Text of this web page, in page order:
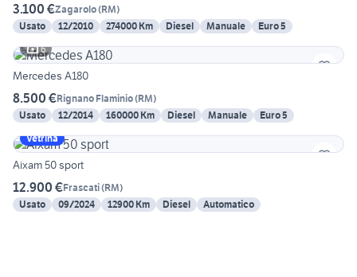
3.100 €Zagarolo(RM)
Usato
12/2010 274000 Km Diesel Manuale
Euro 5
6
Mercedes A180
8.500 €Rignano Flaminio(RM)
Usato
12/2014 160000 Km Diesel Manuale
Euro 5
Vetrina
Aixam 50 sport
12.900 €Frascati(RM)
Usato
09/2024 12900 Km Diesel Automatico